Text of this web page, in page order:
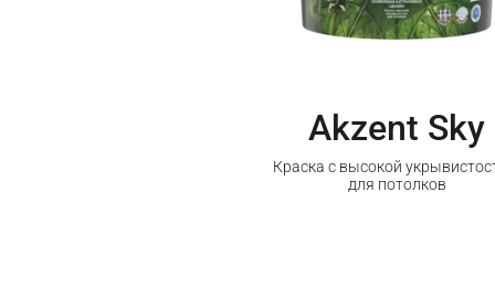
Akzent Sky
Краска с высокой
для потолков